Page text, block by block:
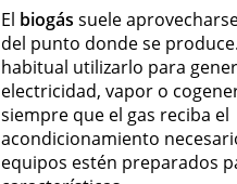
El biogás suele
del punto donde se
habitual utilizarlo para
electricidad, vapor o
siempre que el gas reciba el
acondicionamiento
equipos estén preparados